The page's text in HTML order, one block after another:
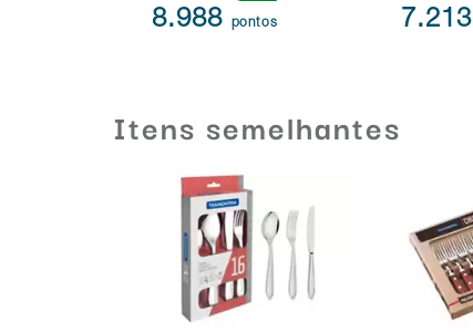
8.988 pontos 7.213
Itens semelhantes